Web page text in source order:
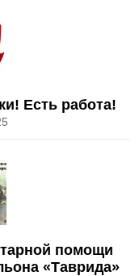
Есть работа!
помощи
«Таврида»